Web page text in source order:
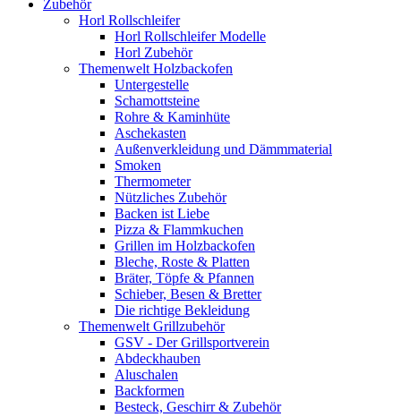
Zubehör
Horl Rollschleifer
Horl Rollschleifer Modelle
Horl Zubehör
Themenwelt Holzbackofen
Untergestelle
Schamottsteine
Rohre & Kaminhüte
Aschekasten
Außenverkleidung und Dämmmaterial
Smoken
Thermometer
Nützliches Zubehör
Backen ist Liebe
Pizza & Flammkuchen
Grillen im Holzbackofen
Bleche, Roste & Platten
Bräter, Töpfe & Pfannen
Schieber, Besen & Bretter
Die richtige Bekleidung
Themenwelt Grillzubehör
GSV - Der Grillsportverein
Abdeckhauben
Aluschalen
Backformen
Besteck, Geschirr & Zubehör